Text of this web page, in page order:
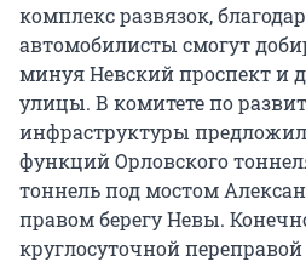
комплекс развязок,
автомобилисты смогут
минуя Невский проспект и
улицы. В комитете по
инфраструктуры
функций Орловского
тоннель под мостом
правом берегу Невы.
круглосуточной переправой